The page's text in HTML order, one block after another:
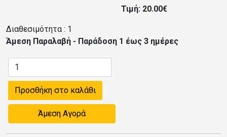
Τιμή: 20.00€
Διαθεσιμότητα : 1
Άμεση Παραλαβή - Παράδοση 1 έως 3 ημέρες
Προσθήκη στο καλάθι
Άμεση Αγορά